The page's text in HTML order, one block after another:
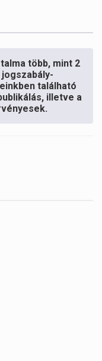
több, mint 2
található
illetve a